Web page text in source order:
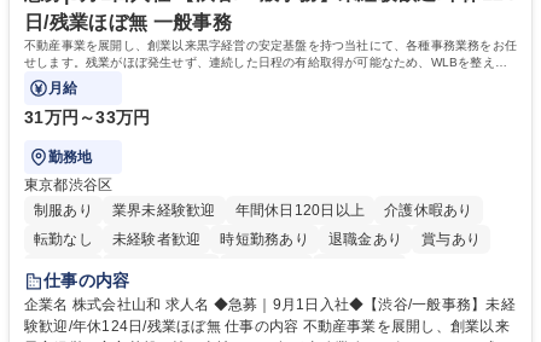
す。 学歴・資格 学歴：大学院 大学 高専 短大 専修学校 高校 語学力： 資
格：
日/残業ほぼ無 一般事務
不動産事業を展開し、創業以来黒字経営の安定基盤を持つ当社にて、各種事務業務をお任
せします。残業がほぼ発生せず、連続した日程の有給取得が可能なため、WLBを整えた
い方にお勧めの環境です！
月給
31万円～33万円
勤務地
東京都渋谷区
制服あり
業界未経験歓迎 年間休日120日以上
介護休暇あり
転勤なし
未経験者歓迎 時短勤務あり 退職金あり
賞与あり
育休あり
完全週休2日制
仕事の内容
企業名 株式会社山和 求人名 ◆急募｜9月1日入社◆【渋谷/一般事務】未経
験歓迎/年休124日/残業ほぼ無 仕事の内容 不動産事業を展開し、創業以来